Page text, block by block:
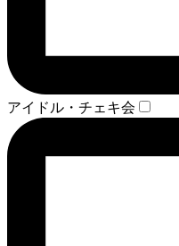
アイドル・チェキ会